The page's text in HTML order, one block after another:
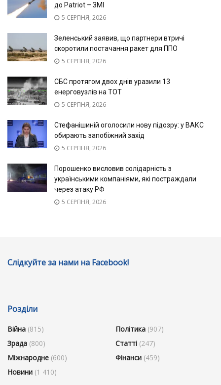
до Patriot – ЗМІ
5 СЕРПНЯ, 2026
Зеленський заявив, що партнери втричі
скоротили постачання ракет для ППО
5 СЕРПНЯ, 2026
СБС протягом двох днів уразили 13
енерговузлів на ТОТ
5 СЕРПНЯ, 2026
Стефанішиній оголосили нову підозру: у ВАКС
обирають запобіжний захід
5 СЕРПНЯ, 2026
Порошенко висловив солідарність з
українськими компаніями, які постраждали
через атаку РФ
5 СЕРПНЯ, 2026
Слідкуйте за нами на Facebook!
Розділи
Війна (815)
Зрада (800)
Міжнародне (600)
Новини (1 410)
Політика (907)
Статті (247)
Фінанси (459)